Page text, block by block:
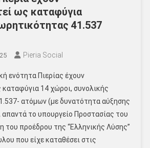
ως καταφύγια
41.537
Pieria Social
ενότητα Πιερίας έχουν
καταφύγια 14 χώροι, συνολικής
ατόμων (με δυνατότητα αύξησης
απαντά το υπουργείο Προστασίας του
του προέδρου της “Ελληνικής Λύσης”
που είχε καταθέσει στις